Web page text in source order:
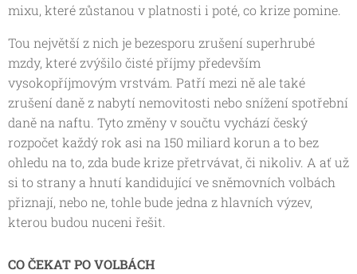
mixu, které zůstanou v platnosti i poté, co krize pomine.
Tou největší z nich je bezesporu zrušení superhrubé
mzdy, které zvýšilo čisté příjmy především
vysokopříjmovým vrstvám. Patří mezi ně ale také
zrušení daně z nabytí nemovitosti nebo snížení spotřební
daně na naftu. Tyto změny v součtu vychází český
rozpočet každý rok asi na 150 miliard korun a to bez
ohledu na to, zda bude krize přetrvávat, či nikoliv. A ať už
si to strany a hnutí kandidující ve sněmovních volbách
přiznají, nebo ne, tohle bude jedna z hlavních výzev,
kterou budou nuceni řešit.
CO ČEKAT PO VOLBÁCH